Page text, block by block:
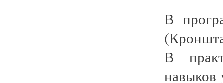
В
В
навыков